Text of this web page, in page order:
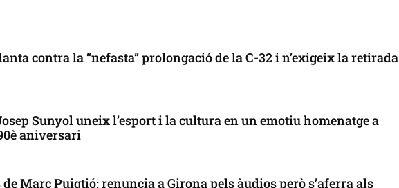
contra la “nefasta” prolongació de la C-32 i n’exigeix la retirada
Sunyol uneix l’esport i la cultura en un emotiu homenatge a
aniversari
Marc Puigtió: renuncia a Girona pels àudios però s’aferra als